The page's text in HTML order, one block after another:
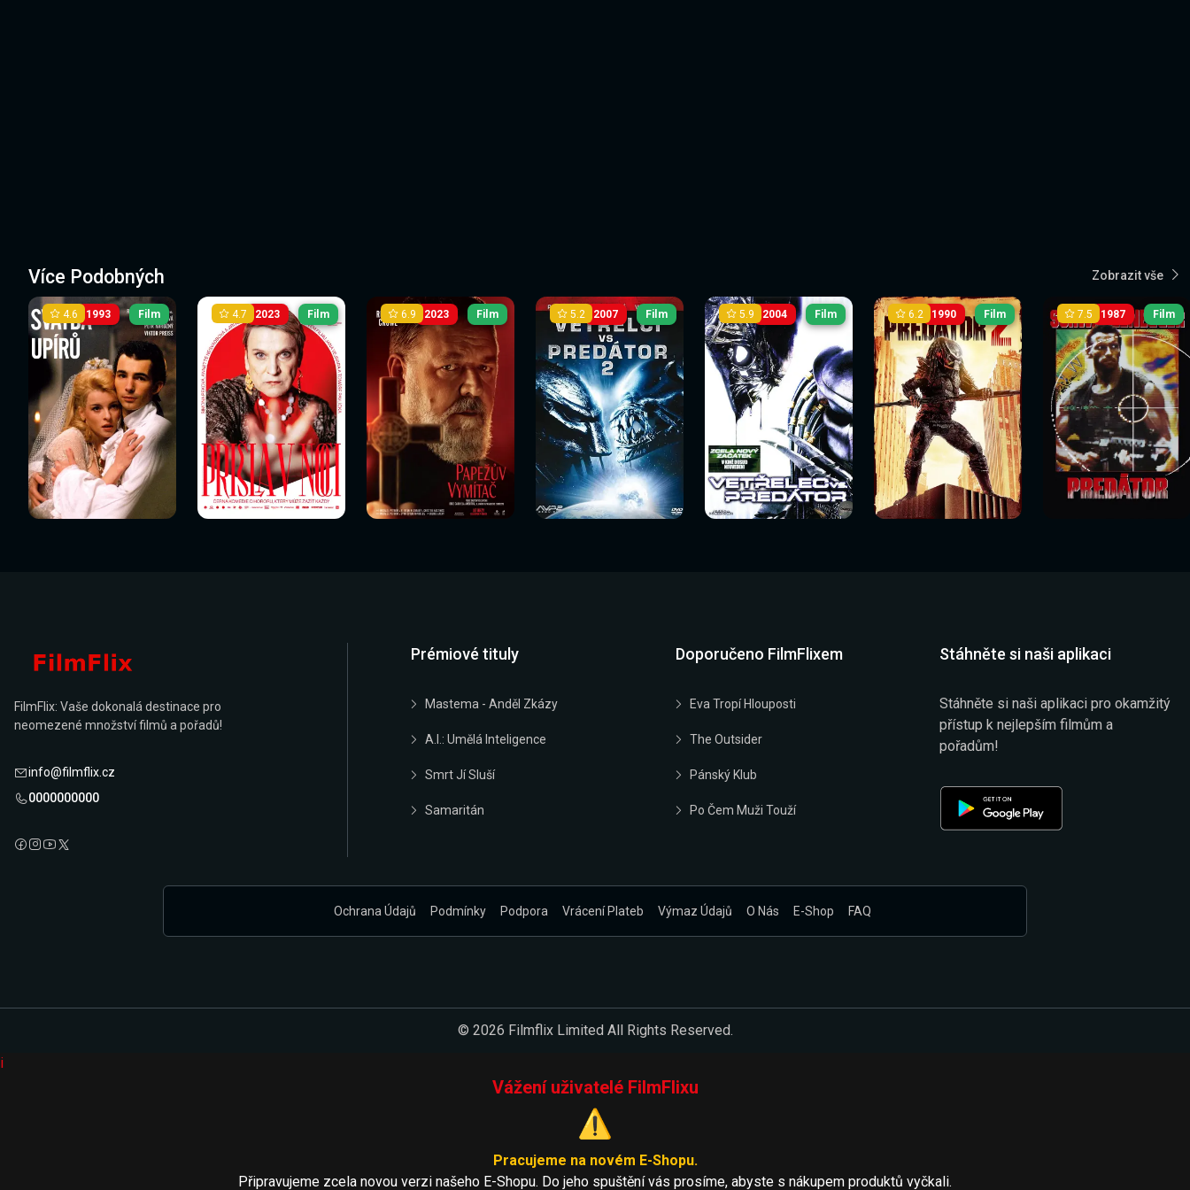
Více Podobných Zobrazit vše
1993
Sledovat
nyní
4.6 Film
Sledovat nyní
2023
Sledovat
nyní
4.7 Film
Sledovat nyní
2023
nyní
6.9 Film
Sledovat nyní
2007
Sledovat
nyní
5.2 Film
Sledovat nyní
2004
Sledovat
nyní
5.9 Film
Sledovat nyní
1990
Sledovat
nyní
6.2 Film
Sledovat nyní
1987
Sledovat
7.5 Film
FilmFlix: Vaše dokonalá destinace pro
neomezené množství filmů a pořadů!
info@filmflix.cz
0000000000
Prémiové tituly
Mastema - Anděl Zkázy
A.I.: Umělá Inteligence
Smrt Jí Sluší
Samaritán
Doporučeno FilmFlixem
Eva Tropí Hlouposti
The Outsider
Pánský Klub
Po Čem Muži Touží
Stáhněte si naši aplikaci
Stáhněte si naši aplikaci pro okamžitý
přístup k nejlepším filmům a
pořadům!
Ochrana Údajů Podmínky Podpora Vrácení Plateb Výmaz Údajů O Nás E-Shop FAQ
© 2026 Filmflix Limited All Rights Reserved.
i
Vážení uživatelé FilmFlixu
⚠️
Pracujeme na novém E-Shopu.
Připravujeme zcela novou verzi našeho E-Shopu. Do jeho spuštění vás prosíme, abyste s nákupem produktů vyčkali.